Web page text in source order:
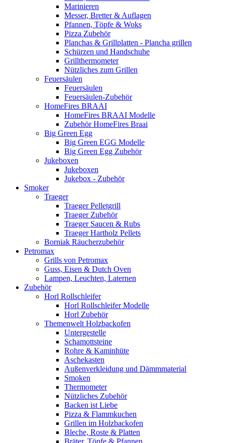
Marinieren
Messer, Bretter & Auflagen
Pfannen, Töpfe & Woks
Pizza Zubehör
Planchas & Grillplatten - Plancha grillen
Schürzen und Handschuhe
Grillthermometer
Nützliches zum Grillen
Feuersäulen
Feuersäulen
Feuersäulen-Zubehör
HomeFires BRAAI
HomeFires BRAAI Modelle
Zubehör HomeFires Braai
Big Green Egg
Big Green EGG Modelle
Big Green Egg Zubehör
Jukeboxen
Jukeboxen
Jukebox - Zubehör
Smoker
Traeger
Traeger Pelletgrill
Traeger Zubehör
Traeger Saucen & Rubs
Traeger Hartholz Pellets
Borniak Räucherzubehör
Petromax
Grills von Petromax
Guss, Eisen & Dutch Oven
Lampen, Leuchten, Laternen
Zubehör
Horl Rollschleifer
Horl Rollschleifer Modelle
Horl Zubehör
Themenwelt Holzbackofen
Untergestelle
Schamottsteine
Rohre & Kaminhüte
Aschekasten
Außenverkleidung und Dämmmaterial
Smoken
Thermometer
Nützliches Zubehör
Backen ist Liebe
Pizza & Flammkuchen
Grillen im Holzbackofen
Bleche, Roste & Platten
Bräter, Töpfe & Pfannen